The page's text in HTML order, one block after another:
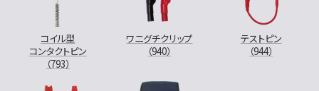
コイル型
コンタクトピン
（793）
ワニグチクリップ
（940）
テストピン
（944）